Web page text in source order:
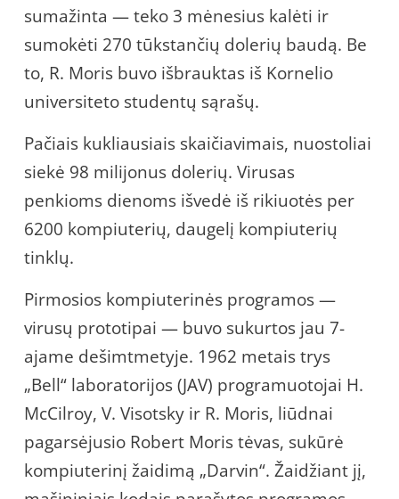
sumažinta — teko 3 mėnesius kalėti ir
sumokėti 270 tūkstančių dolerių baudą. Be
to, R. Moris buvo išbrauktas iš Kornelio
universiteto studentų sąrašų.
Pačiais kukliausiais skaičiavimais, nuostoliai
siekė 98 milijonus dolerių. Virusas
penkioms dienoms išvedė iš rikiuotės per
6200 kompiuterių, daugelį kompiuterių
tinklų.
Pirmosios kompiuterinės programos —
virusų prototipai — buvo sukurtos jau 7-
ajame dešimtmetyje. 1962 metais trys
„Bell“ laboratorijos (JAV) programuotojai H.
McCilroy, V. Visotsky ir R. Moris, liūdnai
pagarsėjusio Robert Moris tėvas, sukūrė
kompiuterinį žaidimą „Darvin“. Žaidžiant jį,